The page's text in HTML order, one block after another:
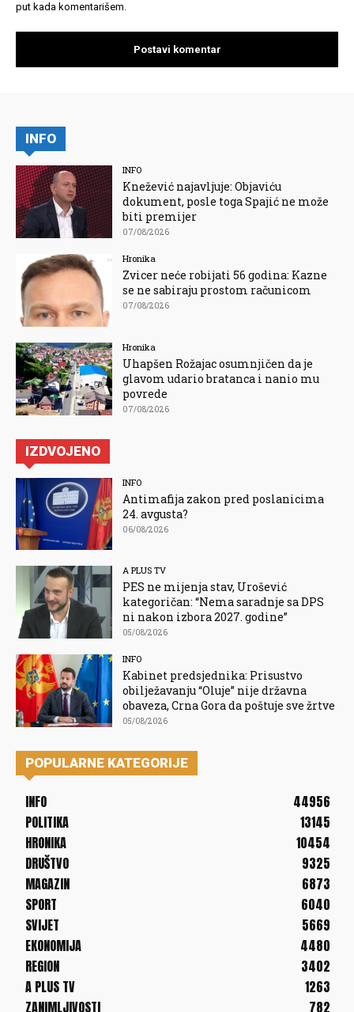
put kada komentarišem.
INFO
INFO
Knežević najavljuje: Objaviću
dokument, posle toga Spajić ne može
biti premijer
07/08/2026
Hronika
Zvicer neće robijati 56 godina: Kazne
se ne sabiraju prostom računicom
07/08/2026
Hronika
Uhapšen Rožajac osumnjičen da je
glavom udario bratanca i nanio mu
povrede
07/08/2026
IZDVOJENO
INFO
Antimafija zakon pred poslanicima
24. avgusta?
06/08/2026
A PLUS TV
PES ne mijenja stav, Urošević
kategoričan: “Nema saradnje sa DPS
ni nakon izbora 2027. godine”
05/08/2026
INFO
Kabinet predsjednika: Prisustvo
obilježavanju “Oluje” nije državna
obaveza, Crna Gora da poštuje sve žrtve
05/08/2026
POPULARNE KATEGORIJE
INFO
44956
POLITIKA
13145
HRONIKA
10454
DRUŠTVO
9325
MAGAZIN
6873
SPORT
6040
SVIJET
5669
EKONOMIJA
4480
REGION
3402
A PLUS TV
1263
ZANIMLJIVOSTI
782